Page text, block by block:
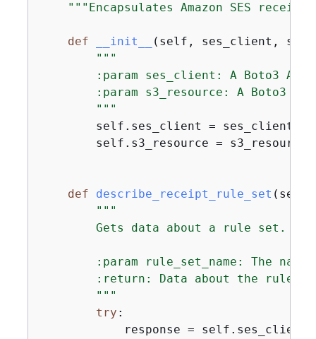
"""Encapsulates Amazon SES
def __init__ ( self, ses_client,
"""
:param ses_client: A Boto3
:param s3_resource: A Boto3
        """
        self.ses_client = ses_client
        self.s3_resource = s3_resource
def describe_receipt_rule_set ( self,
"""
        Gets data about a rule set.
:param rule_set_name: The name
:return: Data about the rule
        """
try :
response =